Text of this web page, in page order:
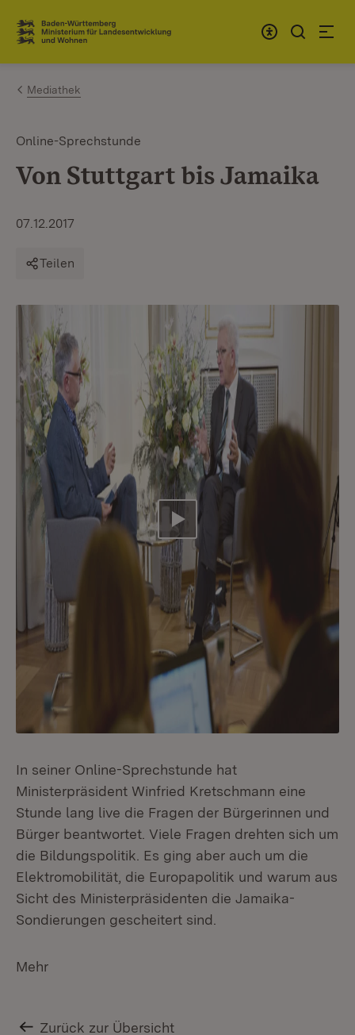
Zum Inhalt springen
Link zur Startseite
Mediathek
Online-Sprechstunde
Von Stuttgart bis Jamaika
07.12.2017
Teilen
Video abspielen
In seiner Online-Sprechstunde hat
Ministerpräsident Winfried Kretschmann eine
Stunde lang live die Fragen der Bürgerinnen und
Bürger beantwortet. Viele Fragen drehten sich um
die Bildungspolitik. Es ging aber auch um die
Elektromobilität, die Europapolitik und warum aus
Sicht des Ministerpräsidenten die Jamaika-
Sondierungen gescheitert sind.
Mehr
Zurück zur Übersicht